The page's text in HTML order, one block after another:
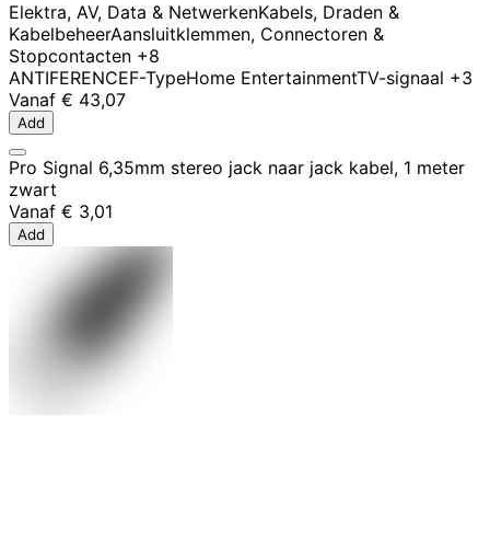
Elektra, AV, Data & NetwerkenKabels, Draden &
KabelbeheerAansluitklemmen, Connectoren &
Stopcontacten +8
ANTIFERENCEF-TypeHome EntertainmentTV-signaal +3
Vanaf € 43,07
Add
Pro Signal 6,35mm stereo jack naar jack kabel, 1 meter
zwart
Vanaf € 3,01
Add